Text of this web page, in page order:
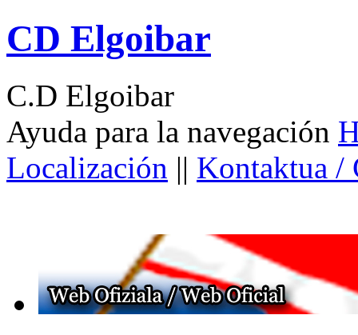
CD Elgoibar
C.D Elgoibar
Ayuda para la navegación
Localización || Kontaktua /